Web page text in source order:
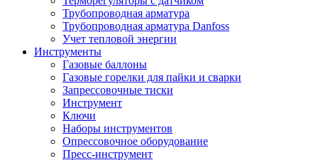
Трубопроводная арматура
Трубопроводная арматура Danfoss
Учет тепловой энергии
Инструменты
Газовые баллоны
Газовые горелки для пайки и сварки
Запрессовочные тиски
Инструмент
Ключи
Наборы инструментов
Опрессовочное оборудование
Пресс-инструмент